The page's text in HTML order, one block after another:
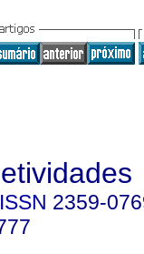
ISSN 2359-